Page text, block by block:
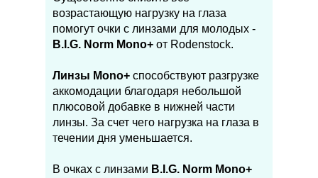
возрастающую нагрузку на глаза
помогут очки с линзами для молодых -
B.I.G. Norm Mono+ от Rodenstock.
Линзы Mono+ способствуют разгрузке
аккомодации благодаря небольшой
плюсовой добавке в нижней части
линзы. За счет чего нагрузка на глаза в
течении дня уменьшается.
В очках с линзами B.I.G. Norm Mono+